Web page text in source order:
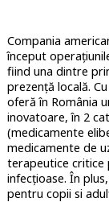
Compania
început
fiind una dintre
prezenţă locală.
oferă în România
inovatoare, în 2
(medicamente
medicamente de
terapeutice critice
infecțioase. În
pentru copii si